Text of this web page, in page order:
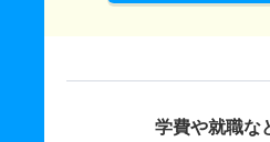
学費や就職な